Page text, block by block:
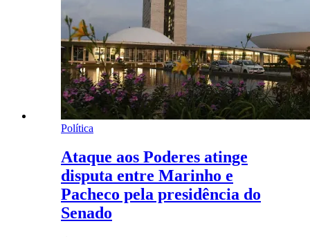
Política
Ataque aos Poderes atinge
disputa entre Marinho e
Pacheco pela presidência do
Senado